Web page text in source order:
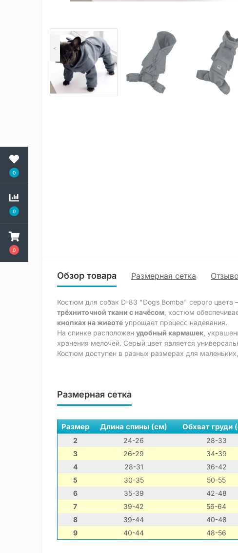
0
0
0
<
Обзор товара Размерная сетка
Костюм для собак D-83 "Dogs Bomba" серого цвета
трёхниточной ткани с начёсом , костюм
кнопках на животе упрощает процесс надевания.
На спинке расположен удобный кармашек ,
хранения мелочей. Серый цвет является
Костюм доступен в разных размерах для
Размерная сетка
Размер Длина спины (см) Обхват груди
2 24-26 28-33
3
26-29 34-39
4
28-31 36-42
5
30-35 50-55
6
35-39 42-48
7
39-42 56-64
8
39-44 40-48
9
40-44 48-56